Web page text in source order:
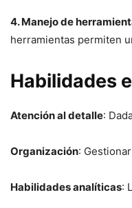
4. Manejo de
herramientas permiten
Habilidades
Atención al detalle:
Organización:
Habilidades analíticas: